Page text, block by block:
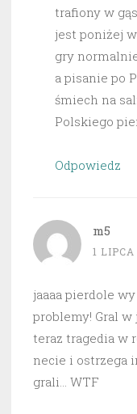
trafiony w
jest poniżej
gry
a pisanie po
śmiech na
Polskiego
Odpowiedz
m5
1 LIPCA
jaaaa pierdole
problemy! Gral
teraz tragedia w
necie i ostrzega
grali… WTF